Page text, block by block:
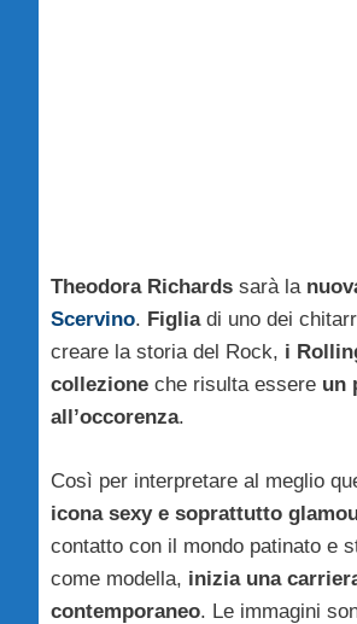
Theodora Richards sarà la
Scervino. Figliadi uno dei
creare la storia del Rock, i
collezione che risulta essere un
all’occorenza.
Così per interpretare al meglio
icona sexy e soprattutto
contatto con il mondo patinato e
come modella, inizia una
contemporaneo. Le immagini